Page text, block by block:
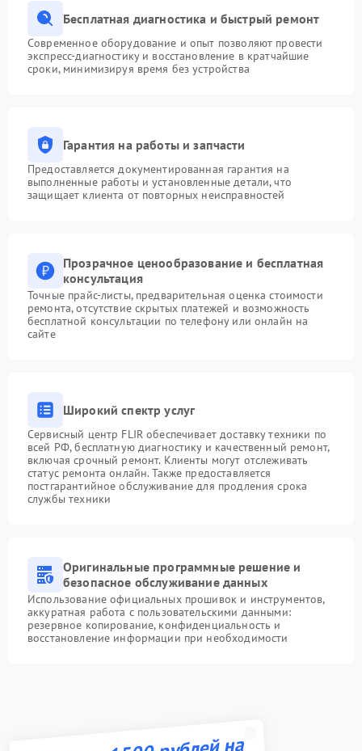
Бесплатная диагностика и быстрый ремонт
Современное оборудование и опыт позволяют провести
экспресс-диагностику и восстановление в кратчайшие
сроки, минимизируя время без устройства
Гарантия на работы и запчасти
Предоставляется документированная гарантия на
выполненные работы и установленные детали, что
защищает клиента от повторных неисправностей
Прозрачное ценообразование и бесплатная
консультация
Точные прайс-листы, предварительная оценка стоимости
ремонта, отсутствие скрытых платежей и возможность
бесплатной консультации по телефону или онлайн на
сайте
Широкий спектр услуг
Сервисный центр FLIR обеспечивает доставку техники по
всей РФ, бесплатную диагностику и качественный ремонт,
включая срочный ремонт. Клиенты могут отслеживать
статус ремонта онлайн. Также предоставляется
постгарантийное обслуживание для продления срока
службы техники
Оригинальные программные решение и
безопасное обслуживание данных
Использование официальных прошивок и инструментов,
аккуратная работа с пользовательскими данными:
резервное копирование, конфиденциальность и
восстановление информации при необходимости